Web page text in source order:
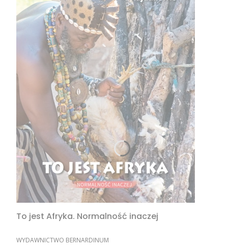
To jest Afryka. Normalność inaczej
PRODUCENT
WYDAWNICTWO BERNARDINUM